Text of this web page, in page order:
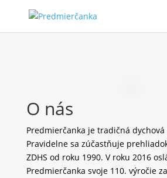
O nás
Predmierčanka je tradičná dychová
Pravidelne sa zúčastňuje
ZDHS od roku 1990. V roku 2016
Predmierčanka svoje 110. výročie